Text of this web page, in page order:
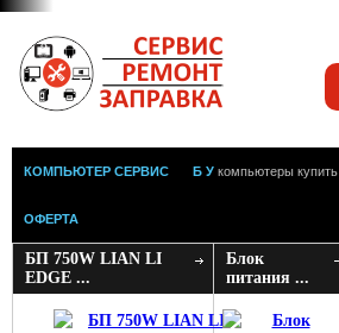
КОМПЬЮТЕР СЕРВИС Б У компьютеры купить
ОФЕРТА
БП 750W LIAN LI
EDGE ...
Блок
питания ...